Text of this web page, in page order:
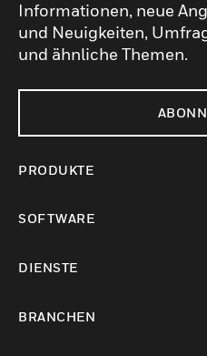
Informationen, neue
und Neuigkeiten,
und ähnliche Themen.
PRODUKTE
SOFTWARE
DIENSTE
BRANCHEN